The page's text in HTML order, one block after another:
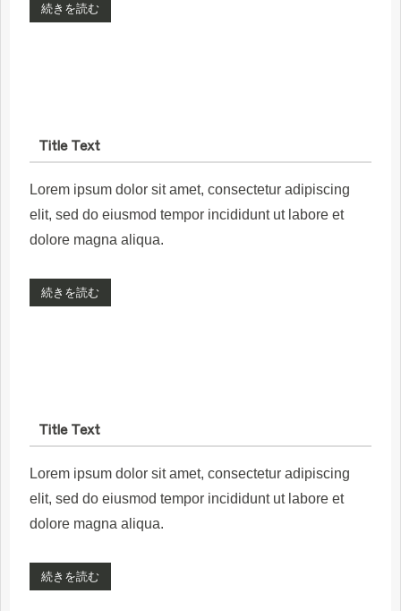
続きを読む
Title Text
Lorem ipsum dolor sit amet, consectetur adipiscing
elit, sed do eiusmod tempor incididunt ut labore et
dolore magna aliqua.
続きを読む
Title Text
Lorem ipsum dolor sit amet, consectetur adipiscing
elit, sed do eiusmod tempor incididunt ut labore et
dolore magna aliqua.
続きを読む